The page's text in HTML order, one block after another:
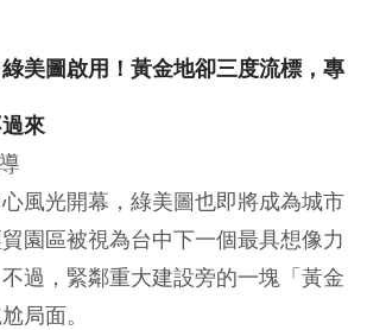
美圖啟用！黃金地卻三度流標，專
來
風光開幕，綠美圖也即將成為城市
園區被視為台中下一個最具想像力
過，緊鄰重大建設旁的一塊「黃金
局面。